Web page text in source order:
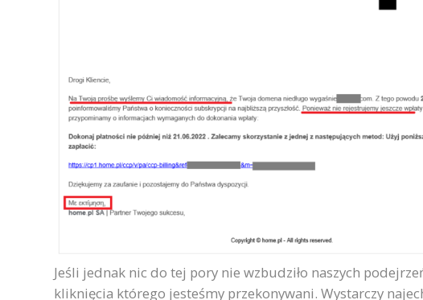
Jeśli jednak nic do tej pory nie wzbudziło naszych
kliknięcia którego jesteśmy przekonywani. Wystarczy